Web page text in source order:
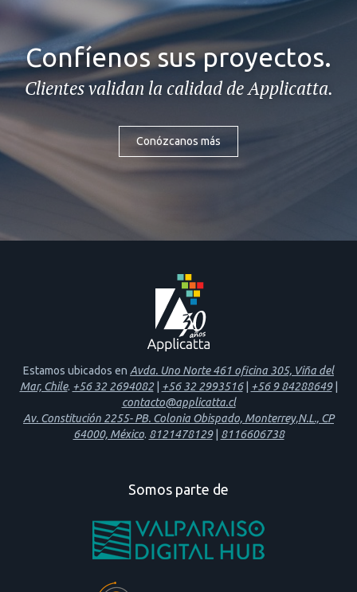
Confíenos sus proyectos.
Clientes validan la calidad de Applicatta.
Conózcanos más
Estamos ubicados en Avda. Uno Norte 461 oficina 305, Viña del
Mar, Chile. +56 32 2694082| +56 32 2993516| +56 9 84288649|
contacto@applicatta.cl
Av. Constitución 2255- PB. Colonia Obispado, Monterrey,N.L., CP
64000, México. 8121478129| 8116606738
Somos parte de